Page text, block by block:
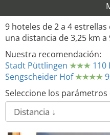
9 hoteles de2a 4 estrellas
una distancia de3,25 km a
Nuestra recomendación:
Stadt Püttlingen
110
Sengscheider Hof
Seleccione los parámetros